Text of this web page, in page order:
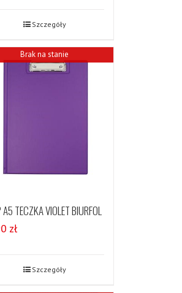
Szczegóły
Brak na stanie
A5 TECZKA VIOLET BIURFOL
zł
Szczegóły